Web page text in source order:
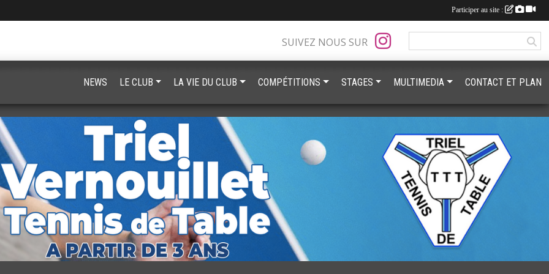
SUIVEZ NOUS SUR
NEWS LE CLUB LA VIE DU CLUB COMPÉTITIONS STAGES MULTIMEDIA CONTACT ET PLAN
Participer au site :